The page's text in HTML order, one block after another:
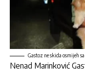
Gastoz ne skida osmijeh
Nenad Marinković